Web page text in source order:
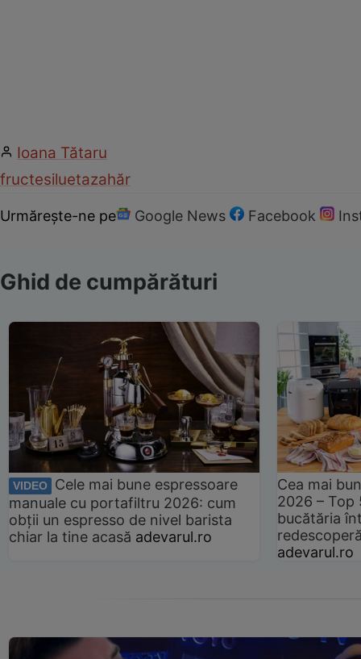
Ioana Tătaru
fructesiluetazahăr
Urmărește-ne pe Google News Facebook
Ghid de cumpărături
VIDEO
Cele mai bune espressoare
manuale cu portafiltru 2026: cum
obții un espresso de nivel barista
chiar la tine acasă adevarul.ro
Cea mai
2026 –
bucătăria
adevarul.ro